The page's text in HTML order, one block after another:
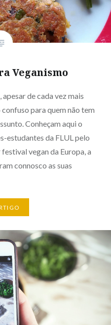
Veganismo
de cada vez mais
para quem não tem
Conheçam aqui o
estudantes da FLUL pelo
vegan da Europa, a
connosco as suas